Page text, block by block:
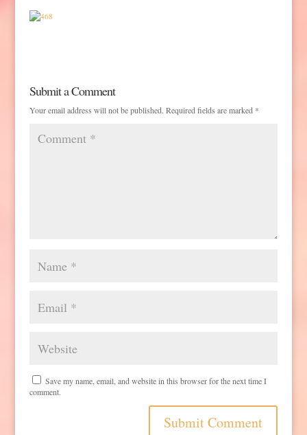
Submit a Comment
Your email address will not be published. Required fields are marked *
Save my name, email, and website in this browser for the next time I
comment.